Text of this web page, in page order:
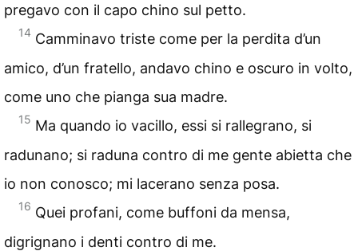
pregavo con il capo chino sul petto.
14 Camminavo triste come per la perdita d’un
amico, d’un fratello, andavo chino e oscuro in volto,
come uno che pianga sua madre.
15 Ma quando io vacillo, essi si rallegrano, si
radunano; si raduna contro di me gente abietta che
io non conosco; mi lacerano senza posa.
16 Quei profani, come buffoni da mensa,
digrignano i denti contro di me.